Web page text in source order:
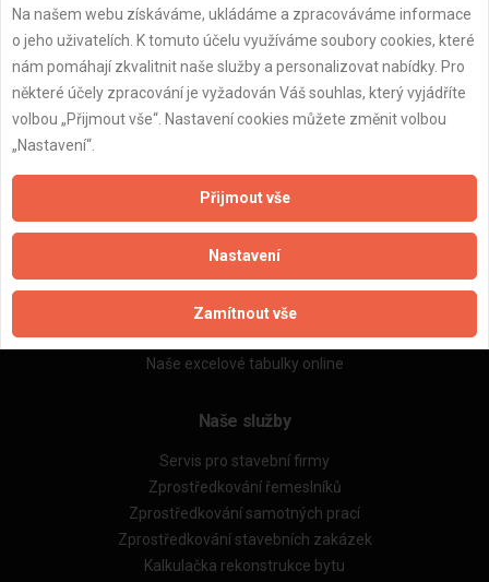
Aktualizováno z portálu ARES dne 03.12.2024 01:30:09
Naše firmy a řemeslníci
Zpracování a ochrana osobních údajů
Zásady pro používání souborů cookie
Obchodní podmínky (zprostředkování)
Obchodní podmínky (rozpočtování)
Reference
Naše excelové tabulky online
Naše služby
Servis pro stavební firmy
Zprostředkování řemeslníků
Zprostředkování samotných prací
Zprostředkování stavebních zakázek
Kalkulačka rekonstrukce bytu
Na našem webu získáváme, ukládáme a zpracováváme informace
o jeho uživatelích. K tomuto účelu využíváme soubory cookies, které
nám pomáhají zkvalitnit naše služby a personalizovat nabídky. Pro
některé účely zpracování je vyžadován Váš souhlas, který vyjádříte
volbou „Přijmout vše“. Nastavení cookies můžete změnit volbou
„Nastavení“.
Přijmout vše
Nastavení
Zamítnout vše